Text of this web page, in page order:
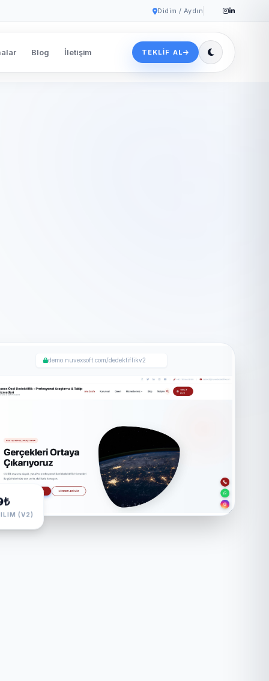
Didim / Aydın
Blog İletişim TEKLIF AL
demo.nuvexsoft.com/dedektiflikv2
(V2)